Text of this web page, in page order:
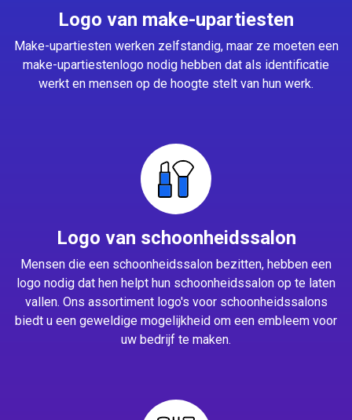
Logo van make-upartiesten
Make-upartiesten werken zelfstandig, maar ze moeten een
make-upartiestenlogo nodig hebben dat als identificatie
werkt en mensen op de hoogte stelt van hun werk.
Logo van schoonheidssalon
Mensen die een schoonheidssalon bezitten, hebben een
logo nodig dat hen helpt hun schoonheidssalon op te laten
vallen. Ons assortiment logo's voor schoonheidssalons
biedt u een geweldige mogelijkheid om een embleem voor
uw bedrijf te maken.